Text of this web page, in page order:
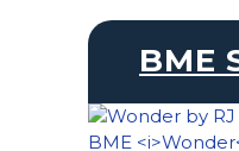
BME